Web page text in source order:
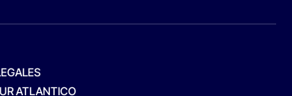
ATLANTICO